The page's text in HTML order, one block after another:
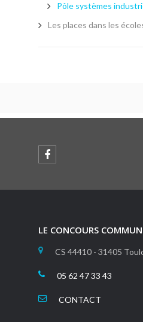
Pôle systèmes
Les places dans les
LE CONCOURS
CS 44410 - 31405
05 62 47 33 43
CONTACT